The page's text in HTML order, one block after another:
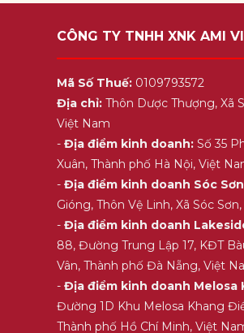
CÔNG TY TNHH XNK AMI
Mã Số Thuế: 0109793572
Địa chỉ: Thôn Dược Thượng, Xã
Việt Nam
-Địa điểm kinh doanh: Số 35
Xuân, Thành phố Hà Nội, Việt
-Địa điểm kinh doanh Sóc
Gióng, Thôn Vệ Linh, Xã Sóc
-Địa điểm kinh doanh
88, Đường Trung Lập 17, KĐT
Vân, Thành phố Đà Nẵng, Việt
-Địa điểm kinh doanh Melosa
Đường 1D Khu Melosa Khang
Thành phố Hồ Chí Minh, Việt